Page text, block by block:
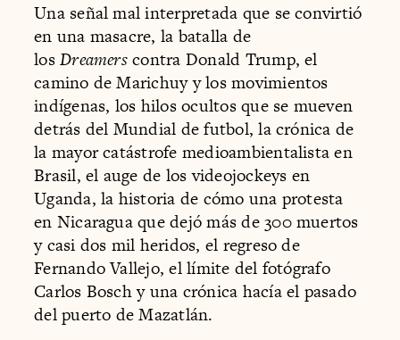
Una señal mal interpretada que se convirtió
en una masacre, la batalla de
losDreamerscontra Donald Trump, el
camino de Marichuy y los movimientos
indígenas, los hilos ocultos que se mueven
detrás del Mundial de futbol, la crónica de
la mayor catástrofe medioambientalista en
Brasil, el auge de los videojockeys en
Uganda, la historia de cómo una protesta
en Nicaragua que dejó más de 300 muertos
y casi dos mil heridos, el regreso de
Fernando Vallejo, el límite del fotógrafo
Carlos Bosch y una crónica hacía el pasado
del puerto de Mazatlán.